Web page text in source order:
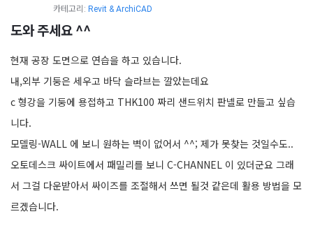
카테고리: Revit & ArchiCAD
도와 주세요 ^^
현재 공장 도면으로 연습을 하고 있습니다.
내,외부 기둥은 세우고 바닥 슬라브는 깔았는데요
c 형강을 기둥에 용접하고 THK100 짜리 샌드위치 판넬로 만들고 싶습
니다.
모델링-WALL 에 보니 원하는 벽이 없어서 ^^; 제가 못찾는 것일수도..
오토데스크 싸이트에서 패밀리를 보니 C-CHANNEL 이 있더군요 그래
서 그걸 다운받아서 싸이즈를 조절해서 쓰면 될것 같은데 활용 방법을 모
르겠습니다.